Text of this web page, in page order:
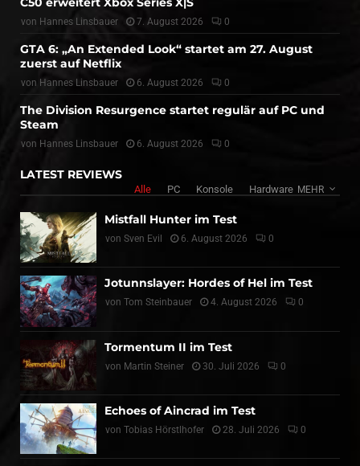
von Hannes Linsbauer 7. August 2026 0
GTA 6: „An Extended Look“ startet am 27. August
zuerst auf Netflix
von Hannes Linsbauer 6. August 2026 0
The Division Resurgence startet regulär auf PC und
Steam
von Hannes Linsbauer 6. August 2026 0
LATEST REVIEWS
Alle PC Konsole Hardware MEHR
Mistfall Hunter im Test
von Sven Evil 6. August 2026 0
Jotunnslayer: Hordes of Hel im Test
von Tom Steinbauer 4. August 2026 0
Tormentum II im Test
von Martin Steiner 30. Juli 2026 0
Echoes of Aincrad im Test
von Tobias Hörstlhofer 28. Juli 2026 0